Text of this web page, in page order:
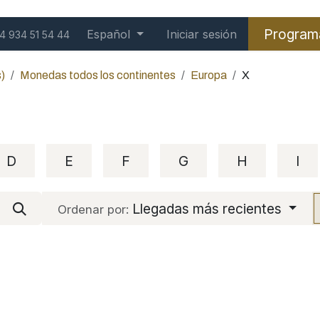
Blog
934 51 54 44 Español Iniciar sesión
Monedas todos los continentes Europa X
D E F G H I
Ordenar por: Llegadas más recientes